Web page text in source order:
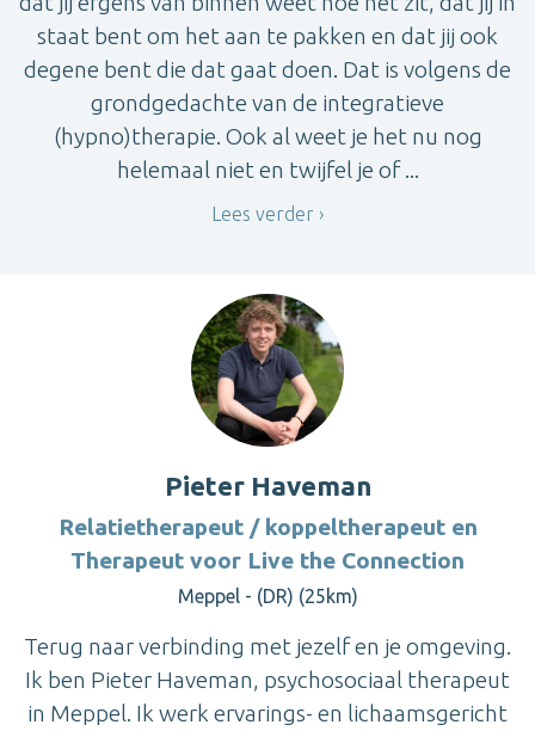
staat bent om het aan te pakken en dat jij ook
degene bent die dat gaat doen. Dat is volgens de
grondgedachte van de integratieve
(hypno)therapie. Ook al weet je het nu nog
helemaal niet en twijfel je of ...
Lees verder
Pieter Haveman
Relatietherapeut / koppeltherapeut en
Therapeut voor Live the Connection
Meppel - (DR) (25km)
Terug naar verbinding met jezelf en je omgeving.
Ik ben Pieter Haveman, psychosociaal therapeut
in Meppel. Ik werk ervarings- en lichaamsgericht